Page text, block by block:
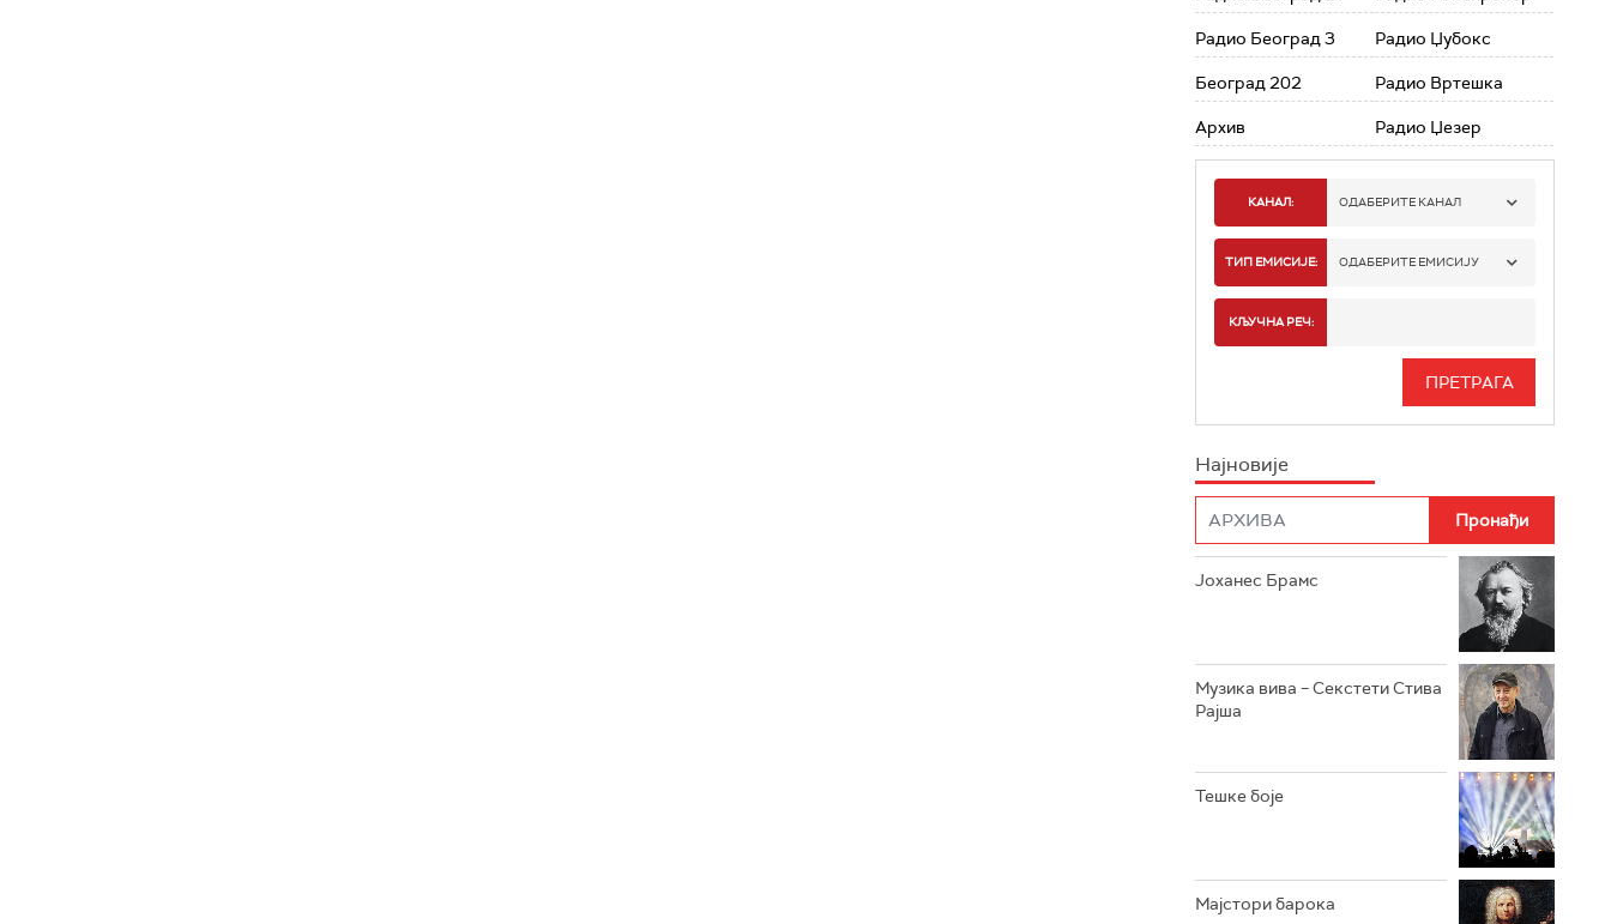
Радио Београд 3
Београд 202
Архив
Радио Џубокс
Радио Вртешка
Радио Џезер
КАНАЛ: ОДАБЕРИТЕ КАНАЛ
РАДИО БЕОГРАД 1
РАДИО БЕОГРАД 3
РАДИО РОКЕНРОЛЕР
РАДИО ЏУБОКС
РАДИО ВРТЕШКА
РАДИО ЏЕЗЕР
ТИП ЕМИСИЈЕ: ОДАБЕРИТЕ ЕМИСИЈУ
ИНФО
КЉУЧНА РЕЧ:
Најновије
Јоханес Брамс
Музика вива – Секстети Стива
Рајша
Тешке боје
Мајстори барока